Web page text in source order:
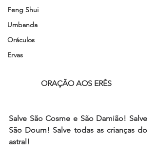
Feng Shui
Umbanda
Oráculos
Ervas
ORAÇÃO AOS ERÊS
Salve São Cosme e São Damião! Salve
São Doum! Salve todas as crianças do
astral!